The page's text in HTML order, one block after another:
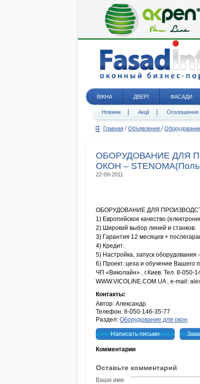
ВІКНА ДВЕРІ ФАСАДИ
Новини Акції Оголошення
Главная / Объявления /
ОБОРУДОВАНИЕ ДЛЯ
ОКОН –
22-09-2011
ОБОРУДОВАНИЕ ДЛЯ
1) Европейское качество
2) Широкий выбор линий и станков.
3) Гарантия 12 месяцев +
4) Кредит.
5) Настройка, запуск оборудования
6) Проект. цеха и обучение Вашего
ЧП «Виколайн» , г.Киев. Тел. 8-050-
WWW.VICOLINE.COM.UA , e-mail:
Контакты:
Автор: Александр
Телефон: 8-050-146-35-77
Раздел: Оборудование для окон
Написать письмо
Комментарии
Оставьте комментарий
Ваше имя